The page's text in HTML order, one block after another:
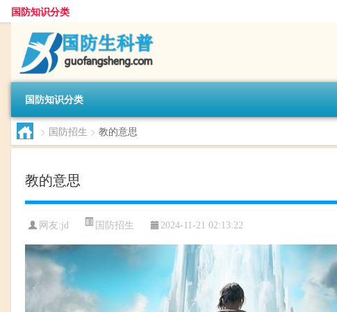
国防知识分类
国防知识分类
> 国防招生 > 教的意思
教的意思
网友:jd 国防招生 2024-11-21 02:13:22